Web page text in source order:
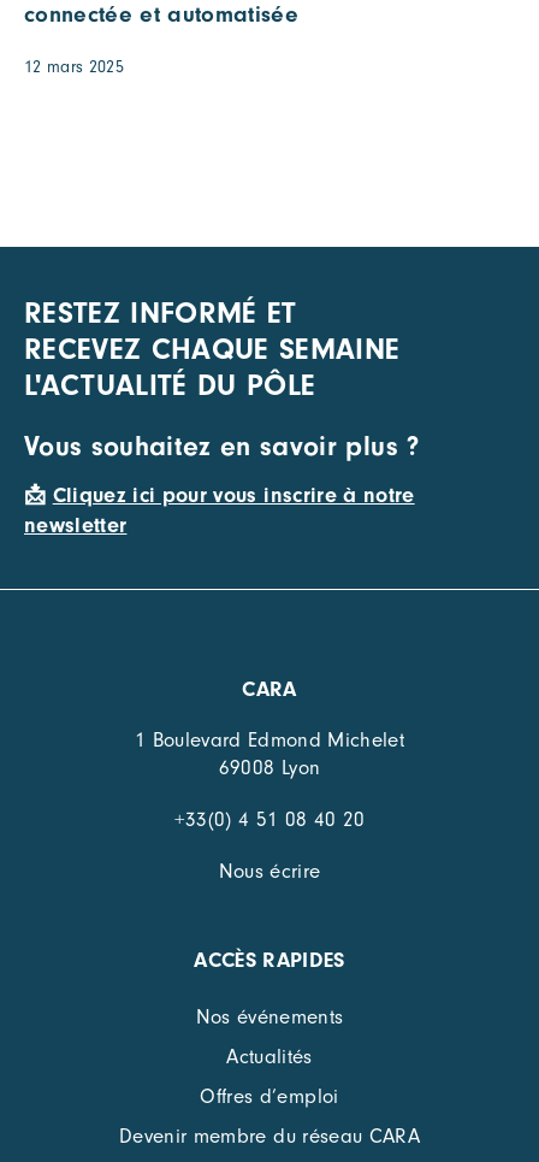
connectée et automatisée
12 mars 2025
RESTEZ INFORMÉ ET
RECEVEZ CHAQUE SEMAINE
L'ACTUALITÉ DU PÔLE
Vous souhaitez en savoir plus ?
📩 Cliquez ici pour vous inscrire à notre
newsletter
CARA
1 Boulevard Edmond Michelet
69008 Lyon
+33(0) 4 51 08 40 20
Nous écrire
ACCÈS RAPIDES
Nos événements
Actualités
Offres d’emploi
Devenir membre du réseau CARA